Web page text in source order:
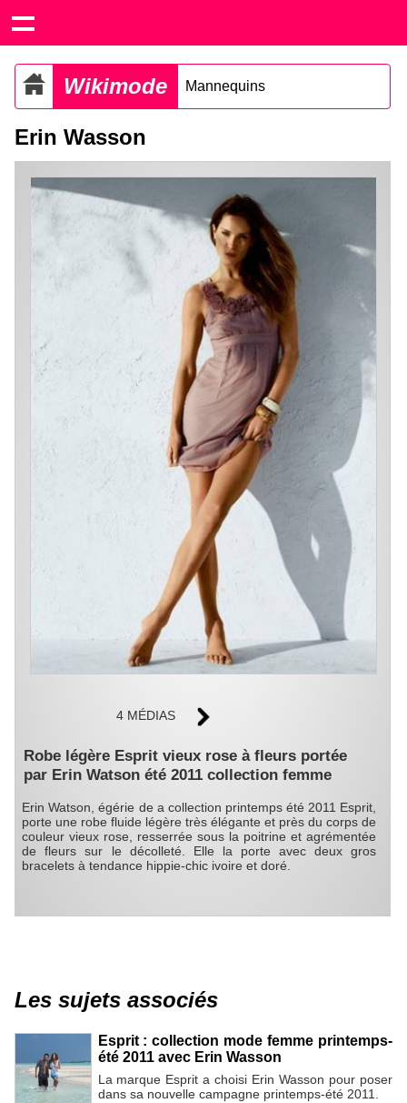
Wikimode Mannequins
Erin Wasson
4 MÉDIAS
Robe légère Esprit vieux rose à fleurs portée
par Erin Watson été 2011 collection femme
Erin Watson, égérie de a collection printemps été 2011 Esprit,
porte une robe fluide légère très élégante et près du corps de
couleur vieux rose, resserrée sous la poitrine et agrémentée
de fleurs sur le décolleté. Elle la porte avec deux gros
bracelets à tendance hippie-chic ivoire et doré.
Les sujets associés
Esprit : collection mode femme printemps-
été 2011 avec Erin Wasson
La marque Esprit a choisi Erin Wasson pour poser
dans sa nouvelle campagne printemps-été 2011.